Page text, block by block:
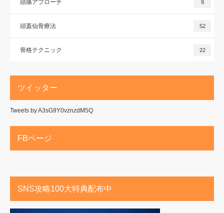
頭痛アプローチ 9
頭蓋仙骨療法 52
骨格テクニック 22
ツイッター
Tweets by A3sG9Y0vznzdM5Q
FBページ
SNS攻略100大特典配布中